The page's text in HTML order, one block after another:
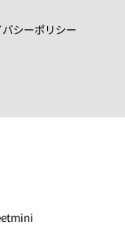
シーポリシー
mini